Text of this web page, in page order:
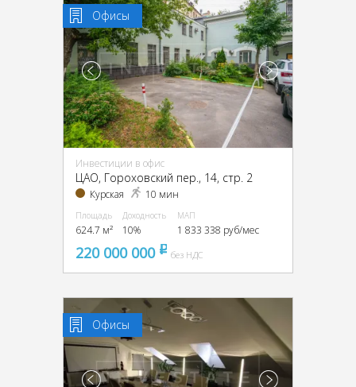
Офисы
Инвестиции в офис
ЦАО, Гороховский пер., 14, стр. 2
Курская 10 мин
Площадь
624.7 м²
Доходность
10%
МАП
1 833 338 руб/мес
220 000 000 pуббез НДС
Офисы